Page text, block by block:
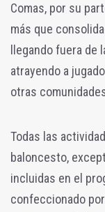
Comas, por su
más que
llegando fuera
atrayendo a
otras
Todas las
baloncesto,
incluidas en el
confeccionado